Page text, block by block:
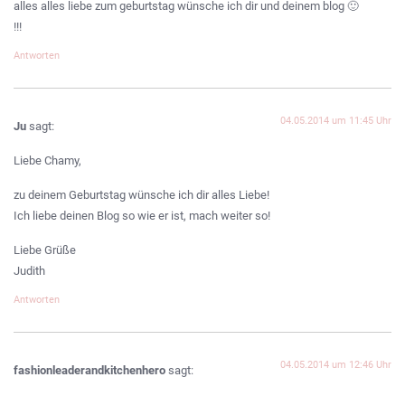
alles alles liebe zum geburtstag wünsche ich dir und deinem blog 🙂
!!!
Antworten
Ju sagt: 04.05.2014 um 11:45 Uhr
Liebe Chamy,
zu deinem Geburtstag wünsche ich dir alles Liebe!
Ich liebe deinen Blog so wie er ist, mach weiter so!
Liebe Grüße
Judith
Antworten
fashionleaderandkitchenhero sagt: 04.05.2014 um 12:46 Uhr